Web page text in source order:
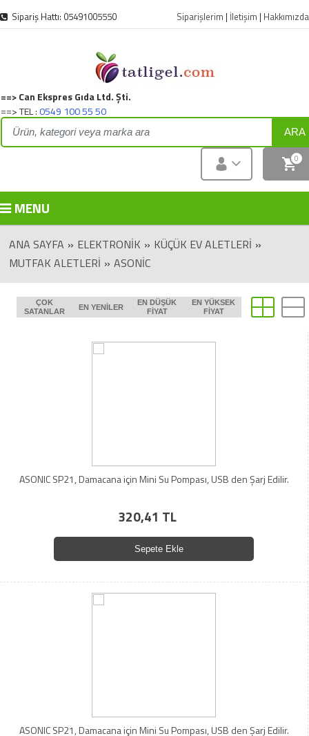
Sipariş Hattı: 05491005550 Siparişlerim | İletişim | Hakkımızda
Can Ekspres Gıda Ltd. Şti.
TEL :0549 100 55 50
ARA
0
MENU
ANA SAYFA » ELEKTRONIK » KÜÇÜK EV ALETLERİ »
MUTFAK ALETLERİ » ASONIC
ÇOK
SATANLAR
EN YENILER
EN DÜŞÜK
FIYAT
EN YÜKSEK
FIYAT
ASONIC SP21, Damacana için Mini Su Pompası, USB den Şarj Edilir.
320,41 TL
Sepete Ekle
ASONIC SP21, Damacana için Mini Su Pompası, USB den Şarj Edilir.